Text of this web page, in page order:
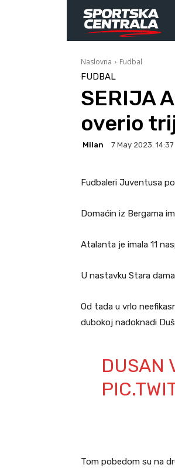
Naslovna Fudbal
FUDBAL
SERIJA
overio
Milan 7 May 2023. 14:37
Fudbaleri Juventusa
Domaćin iz Bergama
Atalanta je imala 11
U nastavku Stara
Od tada u vrlo
dubokoj nadoknadi
DUSAN
Tom pobedom su na